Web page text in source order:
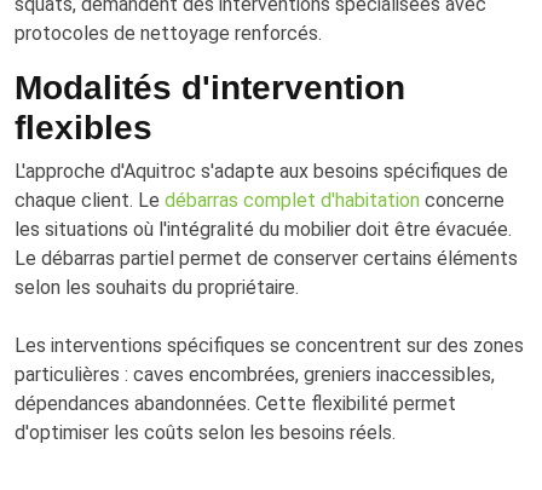
protocoles de nettoyage renforcés.
Modalités d'intervention
flexibles
L'approche d'Aquitroc s'adapte aux besoins spécifiques de
chaque client. Le débarras complet d'habitation concerne
les situations où l'intégralité du mobilier doit être évacuée.
Le débarras partiel permet de conserver certains éléments
selon les souhaits du propriétaire.
Les interventions spécifiques se concentrent sur des zones
particulières : caves encombrées, greniers inaccessibles,
dépendances abandonnées. Cette flexibilité permet
d'optimiser les coûts selon les besoins réels.